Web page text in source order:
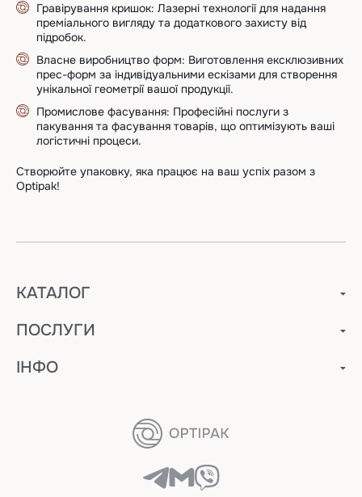
Гравірування кришок: Лазерні технології для надання
преміального вигляду та додаткового захисту від
підробок.
Власне виробництво форм: Виготовлення ексклюзивних
прес-форм за індивідуальними ескізами для створення
унікальної геометрії вашої продукції.
Промислове фасування: Професійні послуги з
пакування та фасування товарів, що оптимізують ваші
логістичні процеси.
Створюйте упаковку, яка працює на ваш успіх разом з
Optipak!
КАТАЛОГ
ПОСЛУГИ
ІНФО